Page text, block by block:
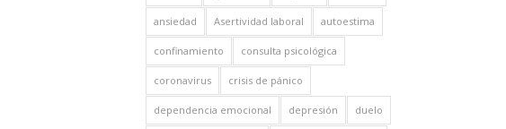
ansiedad Asertividad laboral autoestima
confinamiento consulta psicológica
coronavirus crisis de pánico
dependencia emocional depresión duelo